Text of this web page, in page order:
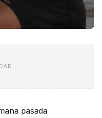
pasada